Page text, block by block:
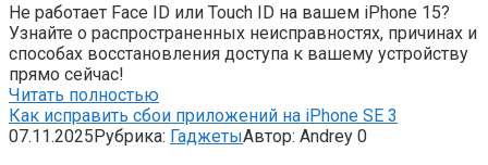
Не работает Face ID или Touch ID на вашем iPhone 15?
Узнайте о распространенных неисправностях, причинах и
способах восстановления доступа к вашему устройству
прямо сейчас!
Читать полностью
Как исправить сбои приложений на iPhone SE 3
07.11.2025Рубрика: ГаджетыАвтор: Andrey 0